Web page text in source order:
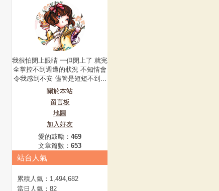
我很怕閉上眼睛 一但閉上了 就完
全掌控不到週遭的狀況 不知情會
令我感到不安 儘管是短短不到...
關於本站
留言板
地圖
加入好友
愛的鼓勵： 469
文章篇數： 653
站台人氣
累積人氣： 1,494,682
當日人氣： 82